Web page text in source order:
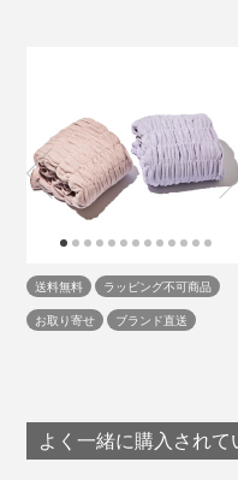
送料無料
ラッピング不可商品
お取り寄せ
ブランド直送
よく一緒に購入されて